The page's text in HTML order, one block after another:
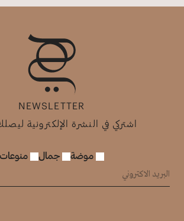
NEWSLETTER
اشتركي في النشرة الإلكترونية
موضة جمال منوعات